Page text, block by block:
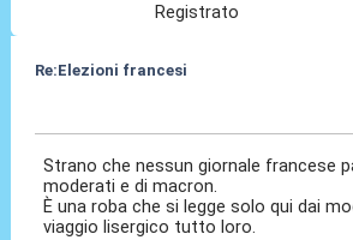
Registrato
Re:Elezioni francesi
Strano che nessun giornale francese
moderati e di macron.
È una roba che si legge solo qui dai
viaggio lisergico tutto loro.